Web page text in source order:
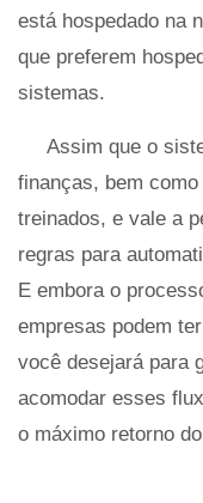
está hospedado na
que preferem
sistemas.
Assim que o
finanças, bem
treinados, e vale a
regras para
E embora o
empresas podem
você desejará para
acomodar esses
o máximo retorno